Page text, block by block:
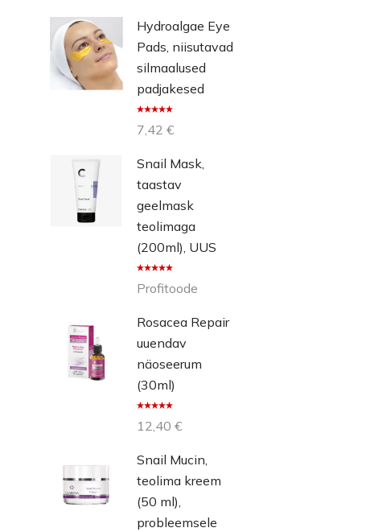
Hydroalgae Eye
Pads, niisutavad
silmaalused
padjakesed
a5.00 / 5
7,42 €
Snail Mask,
taastav
geelmask
teolimaga
(200ml), UUS
a5.00 / 5
Profitoode
Rosacea Repair
uuendav
näoseerum
(30ml)
a 5.00 / 5
12,40 €
Snail Mucin,
teolima kreem
(50 ml),
probleemsele